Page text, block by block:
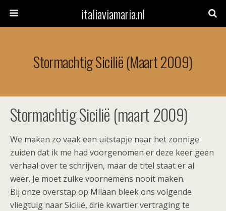
italiaviamaria.nl
Stormachtig Sicilië (maart 2009)
Stormachtig Sicilië (maart 2009)
We maken zo vaak een uitstapje naar het zonnige
zuiden dat ik me had voorgenomen er deze keer geen
verhaal over te schrijven, maar de titel staat er al
weer. Je moet zulke voornemens nooit maken.
Bij onze overstap op Milaan bleek ons volgende
vliegtuig naar Sicilië, drie kwartier vertraging te